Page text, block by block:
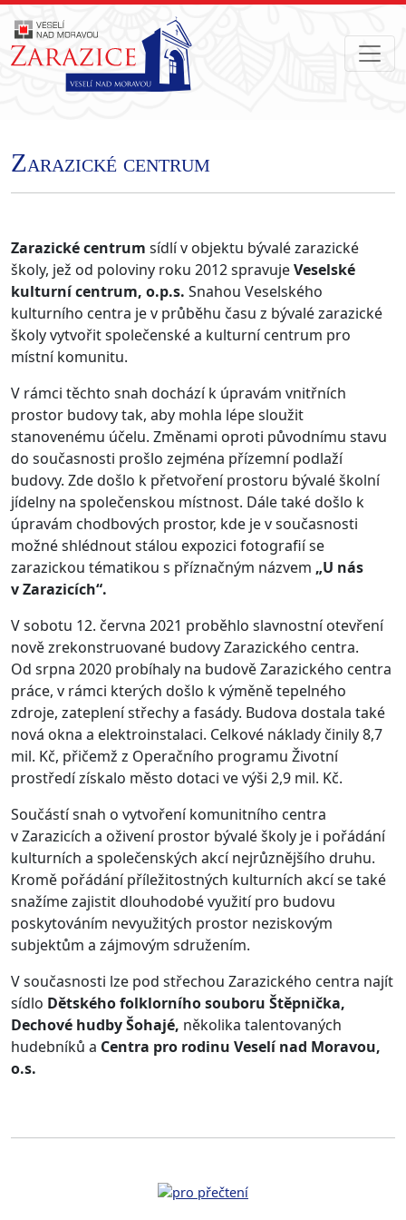
Zarazické centrum
Zarazické centrum sídlí v objektu bývalé zarazické
školy, jež od poloviny roku 2012 spravujeVeselské
kulturní centrum, o.p.s. Snahou Veselského
kulturního centra je v průběhu času z bývalé zarazické
školy vytvořit společenské a kulturní centrum pro
místní komunitu.
V rámci těchto snah dochází k úpravám vnitřních
prostor budovy tak, aby mohla lépe sloužit
stanovenému účelu. Změnami oproti původnímu stavu
do současnosti prošlo zejména přízemní podlaží
budovy. Zde došlo k přetvoření prostoru bývalé školní
jídelny na společenskou místnost. Dále také došlo k
úpravám chodbových prostor, kde je v současnosti
možné shlédnout stálou expozici fotografií se
zarazickou tématikou s příznačným názvem „U nás
v Zarazicích“.
V sobotu 12. června 2021 proběhlo slavnostní otevření
nově zrekonstruované budovy Zarazického centra.
Od srpna 2020 probíhaly na budově Zarazického centra
práce, v rámci kterých došlo k výměně tepelného
zdroje, zateplení střechy a fasády. Budova dostala také
nová okna a elektroinstalaci. Celkové náklady činily 8,7
mil. Kč, přičemž z Operačního programu Životní
prostředí získalo město dotaci ve výši 2,9 mil. Kč.
Součástí snah o vytvoření komunitního centra
v Zarazicích a oživení prostor bývalé školy je i pořádání
kulturních a společenských akcí nejrůznějšího druhu.
Kromě pořádání příležitostných kulturních akcí se také
snažíme zajistit dlouhodobé využití pro budovu
poskytováním nevyužitých prostor neziskovým
subjektům a zájmovým sdružením.
V současnosti lze pod střechou Zarazického centra najít
sídlo Dětského folklorního souboru Štěpnička,
Dechové hudby Šohajé, několika talentovaných
hudebníků a Centra pro rodinu Veselí nad Moravou,
o.s.